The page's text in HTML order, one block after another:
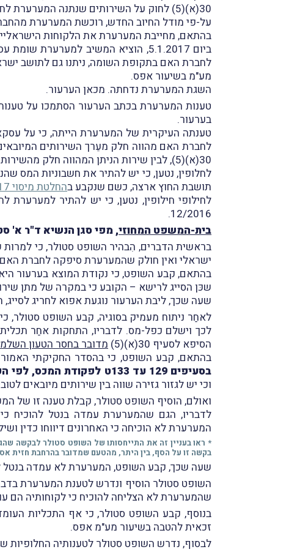
30(א)(5) לחוק על השירותים שנתנה המערערת לחברת האם, שינתה המערערת את מודל החיוב.
על-פי מודל החיוב החדש, רוכשת המערערת
בהתאם, מחייבת המערערת את הלקוחות
ביום 5.1.2017, הוציא המשיב למערערת שומת עסקאות בסך של 800,982 ₪
מע"מ בשיעור אפס.
השגת המערערת נדחתה. מכאן הערעור.
טענות המערערת בכתב הערעור הסתמכו על
בערעור.
לחברת האם מהווה חלק מעֵרך השירותים
30(א)(5), לבין שירות הניתן המהווה חלק מהשירותים המיובאים.
לחלופין, נטען, כי יש להתיר את חשבוניות המס
תושבת החוץ ארצה, כשם שנקבע בהחלטת מיסוי 5396/17
לחילופי חילופין, נטען, כי יש להתיר
12/2016.
בית-המשפט המחוזי, מפי סגן הנשיא ד"ר א'
בראשית הדברים, הִבהיר השופט סטולר, כי
ישראלי ואין חולק שהמערערת סיפקה לחברת
בהתאם, קבע השופט, כי נקודת המוצא בערעור היא שהמערערת אינה
שכּן הסייג לרישא – הקובע כי במקרה של מתן
שעה שכך, ליבת הערעור נוגעת אפוא לחריג לסייג,
לאחַר ניתוח מעמיק בסוגיה, קבע השופט סטולר,
לכך וישלם כפל-מס. לדבריו, התחקות אחַר תכלית
הסיפא לסעיף 30(א)(5)
מדובר בחסר הטעון
בהתאם, קבע השופט, כי בהסדר החקיקתי האמור
בסעיפים 129 עד 133ט לפקודת המכס, לפי העניין;"
וכי יש לגזור גזירה שווה בין שירותים מיובאים
ואולם, הוסיף השופט סטולר, קבלת טענה זו של
לדבריו, הגם שהמערערת עמדה בנטל להוכיח
המערערת לא הוכיחה כי האחרונים דיווחו כדין
* ראו בעניין זה את התייחסותו של השופט סטולר לבקשה
בקשה זו על הסף, בין היתר, מהטעם שמדובר בהרחבת חזית
שעה שכך, קבע השופט, המערערת לא עמדה בנטל
השופט סטולר הוסיף ונדרש לטענת המערערת
שהמערערת לא הצליחה להוכיח כי לקוחותיה הם
זכאית להטבה בשיעור מע"מ אפס.
לבסוף, נדרש השופט סטולר לטענותיה החלופיות